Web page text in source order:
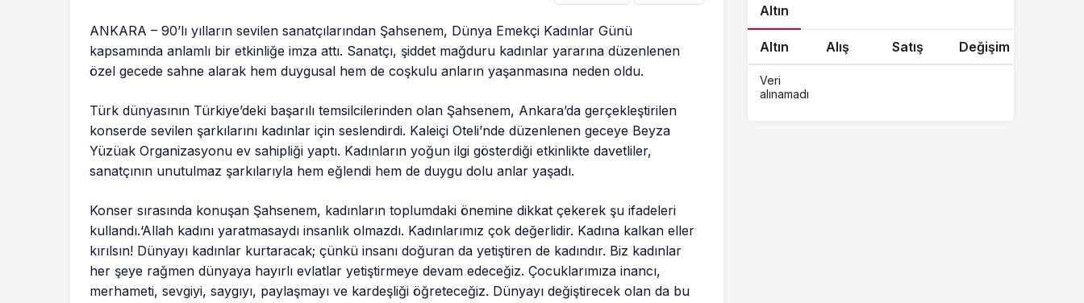
ANKARA – 90’lı yılların sevilen sanatçılarından Şahsenem, Dünya Emekçi Kadınlar Günü
kapsamında anlamlı bir etkinliğe imza attı. Sanatçı, şiddet mağduru kadınlar yararına düzenlenen
özel gecede sahne alarak hem duygusal hem de coşkulu anların yaşanmasına neden oldu.
Türk dünyasının Türkiye’deki başarılı temsilcilerinden olan Şahsenem, Ankara’da gerçekleştirilen
konserde sevilen şarkılarını kadınlar için seslendirdi. Kaleiçi Oteli’nde düzenlenen geceye Beyza
Yüzüak Organizasyonu ev sahipliği yaptı. Kadınların yoğun ilgi gösterdiği etkinlikte davetliler,
sanatçının unutulmaz şarkılarıyla hem eğlendi hem de duygu dolu anlar yaşadı.
Konser sırasında konuşan Şahsenem, kadınların toplumdaki önemine dikkat çekerek şu ifadeleri
kullandı.‘Allah kadını yaratmasaydı insanlık olmazdı. Kadınlarımız çok değerlidir. Kadına kalkan eller
kırılsın! Dünyayı kadınlar kurtaracak; çünkü insanı doğuran da yetiştiren de kadındır. Biz kadınlar
her şeye rağmen dünyaya hayırlı evlatlar yetiştirmeye devam edeceğiz. Çocuklarımıza inancı,
merhameti, sevgiyi, saygıyı, paylaşmayı ve kardeşliği öğreteceğiz. Dünyayı değiştirecek olan da bu
Altın
Altın Alış Satış Değişim
Veri
alınamadı